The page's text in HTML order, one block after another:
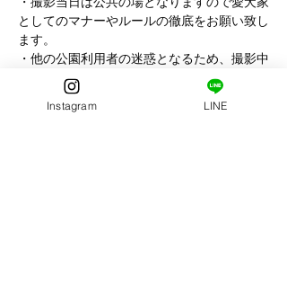
としてのマナーやルールの徹底をお願い致し
ます。
・他の公園利用者の迷惑となるため、撮影中
に道を塞ぐ行為などはご遠慮ください。
・雨天の場合は前日の正午までに中止判断い
たします。
Instagram LINE